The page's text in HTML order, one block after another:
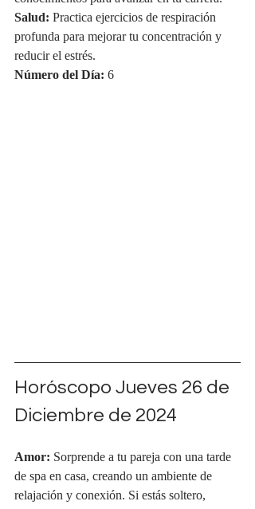
Salud: Practica ejercicios de respiración
profunda para mejorar tu concentración y
reducir el estrés.
Número del Día: 6
Horóscopo Jueves 26 de
Diciembre de 2024
Amor: Sorprende a tu pareja con una tarde
de spa en casa, creando un ambiente de
relajación y conexión. Si estás soltero,